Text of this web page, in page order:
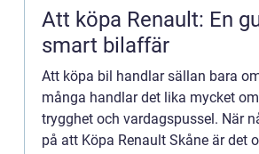
Att köpa Renault: En
smart bilaffär
Att köpa bil handlar sällan bara
många handlar det lika mycket
trygghet och vardagspussel. När
på att Köpa Renault Skåne är det